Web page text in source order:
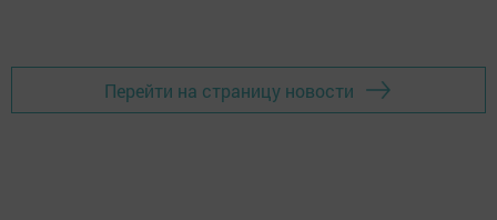
Перейти на страницу новости